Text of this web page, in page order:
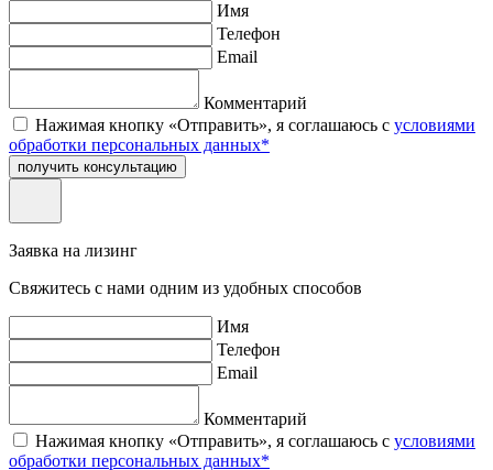
Имя
Телефон
Email
Комментарий
Нажимая кнопку «Отправить», я соглашаюсь с условиями
обработки персональных данных*
получить консультацию
Заявка на лизинг
Свяжитесь с нами одним из удобных способов
Имя
Телефон
Email
Комментарий
Нажимая кнопку «Отправить», я соглашаюсь с условиями
обработки персональных данных*